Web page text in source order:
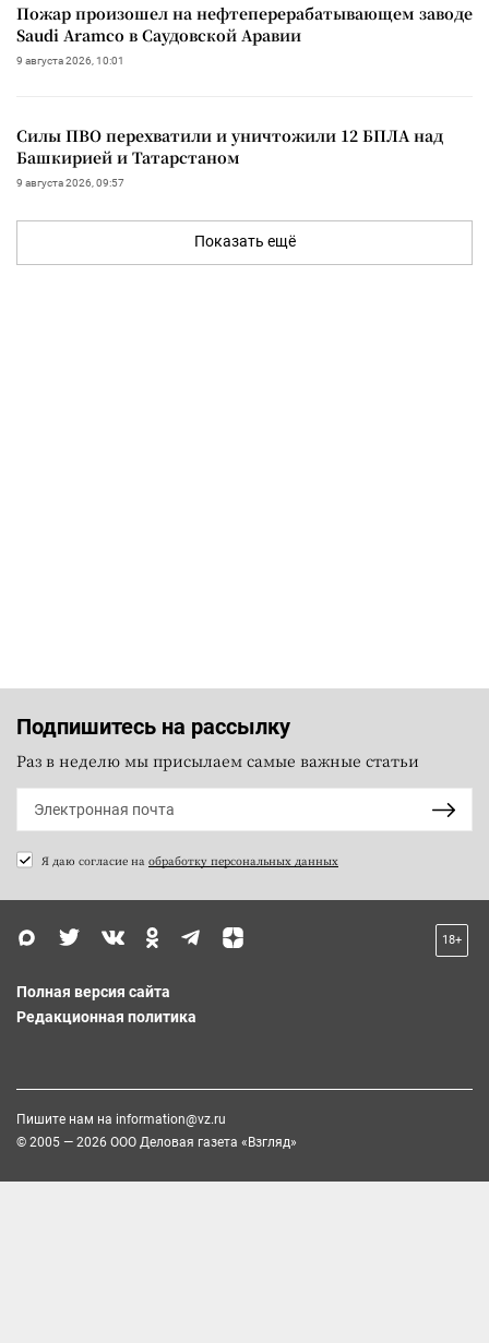
Пожар произошел на нефтеперерабатывающем заводе
Saudi Aramco в Саудовской Аравии
9 августа 2026, 10:01
Силы ПВО перехватили и уничтожили 12 БПЛА над
Башкирией и Татарстаном
9 августа 2026, 09:57
Показать ещё
Подпишитесь на рассылку
Раз в неделю мы присылаем самые важные статьи
Я даю согласие на обработку персональных данных
18+
Полная версия сайта
Редакционная политика
Пишите нам на information@vz.ru
© 2005 — 2026 ООО Деловая газета «Взгляд»